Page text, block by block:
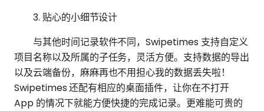
3. 贴心的小细节设计
与其他时间记录软件不同，Swipetimes 支持自定义
项目名称以及所属的子任务，灵活方便。支持数据的导出
以及云端备份，麻麻再也不用担心我的数据丢失啦！
Swipetimes 还配有相应的桌面插件，让你在不打开
App 的情况下就能方便快捷的完成记录。更难能可贵的